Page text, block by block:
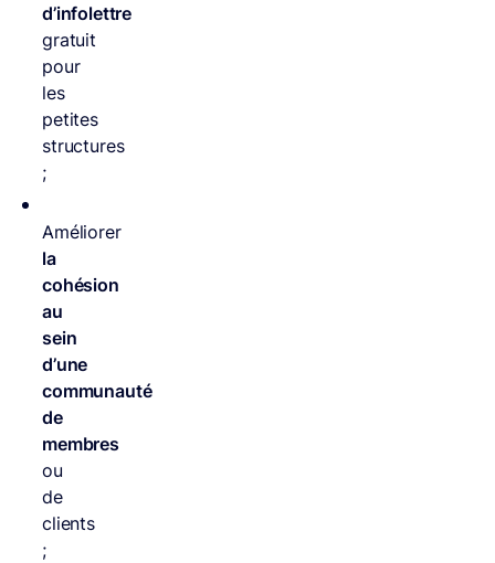
d’infolettre
gratuit
pour
les
petites
structures
;
Améliorer
la
cohésion
au
sein
d’une
communauté
de
membres
ou
de
clients
;